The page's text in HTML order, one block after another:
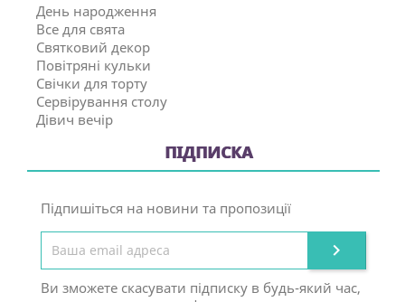
День народження
Все для свята
Святковий декор
Повітряні кульки
Свічки для торту
Сервірування столу
Дівич вечір
ПІДПИСКА
Підпишіться на новини та пропозиції

Ви зможете скасувати підписку в будь-який час,